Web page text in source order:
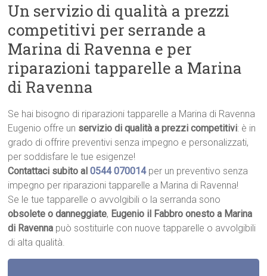
Un servizio di qualità a prezzi
competitivi per serrande a
Marina di Ravenna e per
riparazioni tapparelle a Marina
di Ravenna
Se hai bisogno di riparazioni tapparelle a Marina di Ravenna
Eugenio offre un servizio di qualità a prezzi competitivi: è in
grado di offrire preventivi senza impegno e personalizzati,
per soddisfare le tue esigenze!
Contattaci subito al0544 070014 per un preventivo senza
impegno per riparazioni tapparelle a Marina di Ravenna!
Se le tue tapparelle o avvolgibili o la serranda sono
obsolete o danneggiate, Eugenio il Fabbro onesto a Marina
di Ravenna può sostituirle con nuove tapparelle o avvolgibili
di alta qualità.